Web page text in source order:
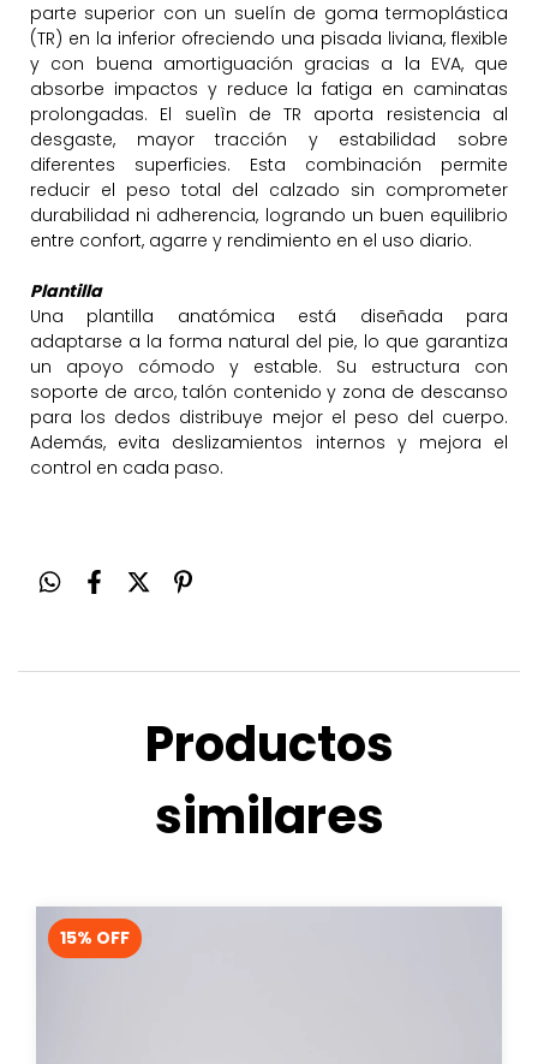
parte superior con un suelín de goma termoplástica
(TR) en la inferior ofreciendo una pisada liviana, flexible
y con buena amortiguación gracias a la EVA, que
absorbe impactos y reduce la fatiga en caminatas
prolongadas. El suelìn de TR aporta resistencia al
desgaste, mayor tracción y estabilidad sobre
diferentes superficies. Esta combinación permite
reducir el peso total del calzado sin comprometer
durabilidad ni adherencia, logrando un buen equilibrio
entre confort, agarre y rendimiento en el uso diario.
Plantilla
Una plantilla anatómica está diseñada para
adaptarse a la forma natural del pie, lo que garantiza
un apoyo cómodo y estable. Su estructura con
soporte de arco, talón contenido y zona de descanso
para los dedos distribuye mejor el peso del cuerpo.
Además, evita deslizamientos internos y mejora el
control en cada paso.
Productos
similares
15% OFF